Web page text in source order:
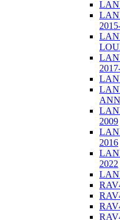
2009
2016
2022